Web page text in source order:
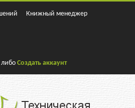
Книжный менеджер
либоСоздать аккаунт